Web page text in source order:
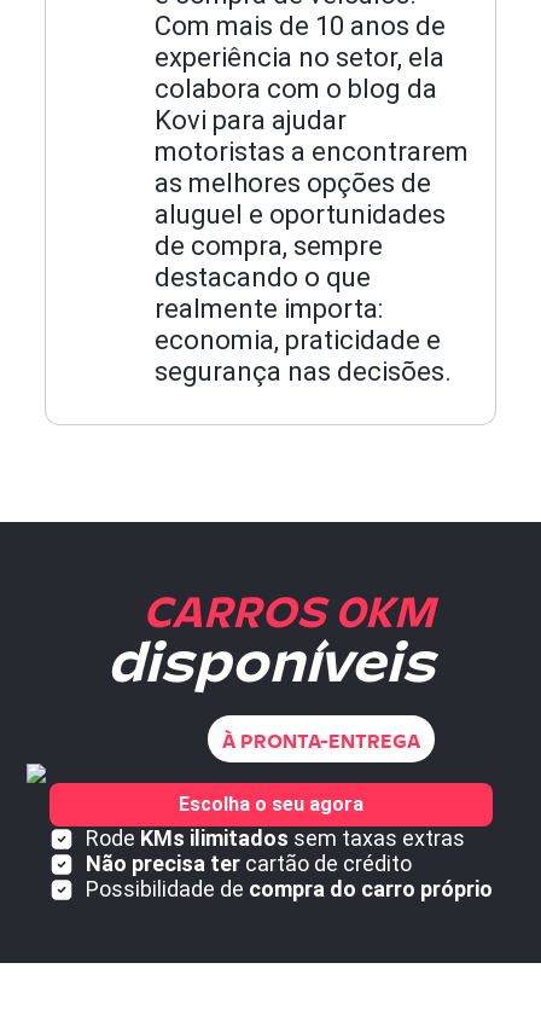
Com mais de 10 anos de
experiência no setor, ela
colabora com o blog da
Kovi para ajudar
motoristas a encontrarem
as melhores opções de
aluguel e oportunidades
de compra, sempre
destacando o que
realmente importa:
economia, praticidade e
segurança nas decisões.
CARROS 0KM
disponíveis
À PRONTA-ENTREGA
Rode KMs ilimitados sem taxas extras
Não precisa tercartão de crédito
Possibilidade de compra do carro próprio
Escolha o seu agora